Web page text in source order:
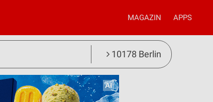
MAGAZIN APPS
10178 Berlin